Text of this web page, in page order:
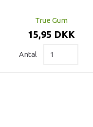
True Gum
15,95 DKK
Antal